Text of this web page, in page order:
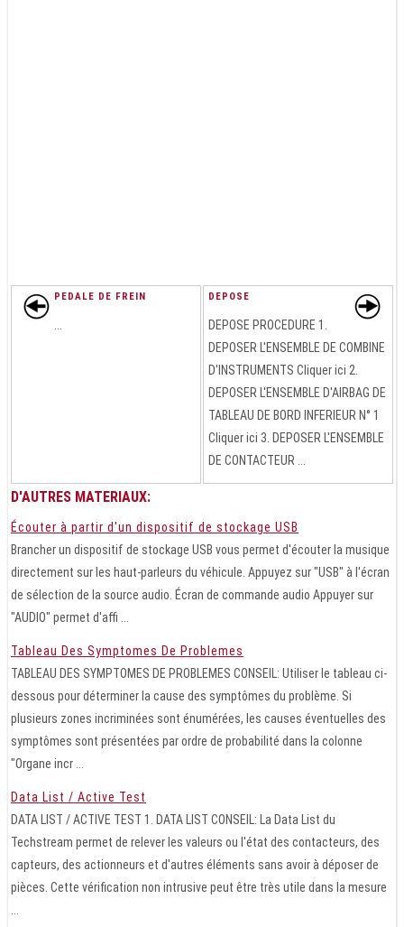
PEDALE DE FREIN DEPOSE
DEPOSE PROCEDURE 1.
DEPOSER L'ENSEMBLE DE COMBINE
D'INSTRUMENTS Cliquer ici 2.
DEPOSER L'ENSEMBLE D'AIRBAG DE
TABLEAU DE BORD INFERIEUR N° 1
Cliquer ici 3. DEPOSER L'ENSEMBLE
DE CONTACTEUR ...
D'AUTRES MATERIAUX:
Écouter à partir d'un dispositif de stockage USB
Brancher un dispositif de stockage USB vous permet d'écouter la musique
directement sur les haut-parleurs du véhicule. Appuyez sur "USB" à l'écran
de sélection de la source audio. Écran de commande audio Appuyer sur
"AUDIO" permet d'affi ...
Tableau Des Symptomes De Problemes
TABLEAU DES SYMPTOMES DE PROBLEMES CONSEIL: Utiliser le tableau ci-
dessous pour déterminer la cause des symptômes du problème. Si
plusieurs zones incriminées sont énumérées, les causes éventuelles des
symptômes sont présentées par ordre de probabilité dans la colonne
"Organe incr ...
Data List / Active Test
DATA LIST / ACTIVE TEST 1. DATA LIST CONSEIL: La Data List du
Techstream permet de relever les valeurs ou l'état des contacteurs, des
capteurs, des actionneurs et d'autres éléments sans avoir à déposer de
pièces. Cette vérification non intrusive peut être très utile dans la mesure